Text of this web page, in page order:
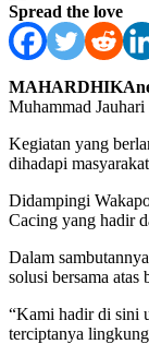
Spread the love
Muhammad
Kegiatan yang
dihadapi
Didampingi
Cacing yang hadir
Dalam
solusi bersama
“Kami hadir di sini
terciptanya